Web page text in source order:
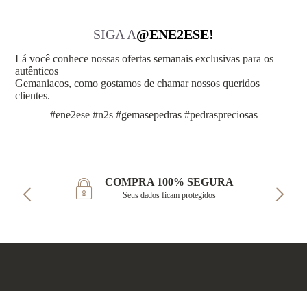
SIGA A@ENE2ESE!
Lá você conhece nossas ofertas semanais exclusivas para os
autênticos
Gemaniacos, como gostamos de chamar nossos queridos
clientes.
#ene2ese #n2s #gemasepedras #pedraspreciosas
COMPRA 100% SEGURA
Seus dados ficam protegidos